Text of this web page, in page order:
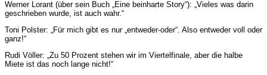
Werner Lorant (über sein Buch „Eine beinharte Story“): „Vieles was darin
geschrieben wurde, ist auch wahr.“
Toni Polster: „Für mich gibt es nur „entweder-oder“. Also entweder voll oder
ganz!“
Rudi Völler: „Zu 50 Prozent stehen wir im Viertelfinale, aber die halbe
Miete ist das noch lange nicht!“